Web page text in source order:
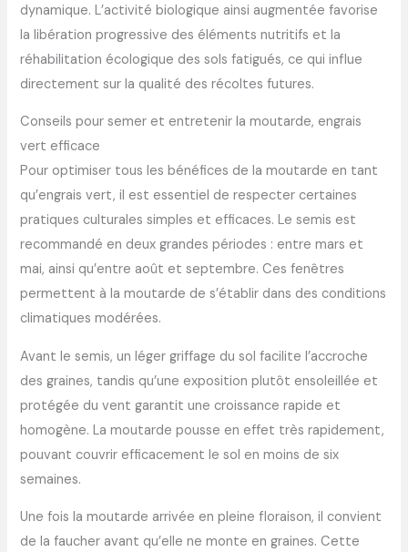
dynamique. L’activité biologique ainsi augmentée favorise
la libération progressive des éléments nutritifs et la
réhabilitation écologique des sols fatigués, ce qui influe
directement sur la qualité des récoltes futures.
Conseils pour semer et entretenir la moutarde, engrais
vert efficace
Pour optimiser tous les bénéfices de la moutarde en tant
qu’engrais vert, il est essentiel de respecter certaines
pratiques culturales simples et efficaces. Le semis est
recommandé en deux grandes périodes : entre mars et
mai, ainsi qu’entre août et septembre. Ces fenêtres
permettent à la moutarde de s’établir dans des conditions
climatiques modérées.
Avant le semis, un léger griffage du sol facilite l’accroche
des graines, tandis qu’une exposition plutôt ensoleillée et
protégée du vent garantit une croissance rapide et
homogène. La moutarde pousse en effet très rapidement,
pouvant couvrir efficacement le sol en moins de six
semaines.
Une fois la moutarde arrivée en pleine floraison, il convient
de la faucher avant qu’elle ne monte en graines. Cette